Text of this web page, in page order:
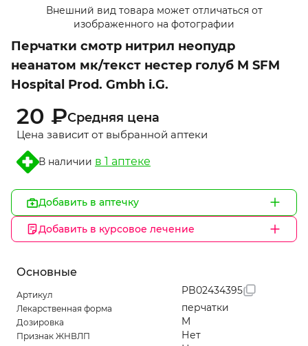
1
Внешний вид товара может отличаться от
изображенного на фотографии
Перчатки смотр нитрил неопудр
неанатом мк/текст нестер голуб M SFM
Hospital Prod. Gmbh i.G.
20 ₽Средняя цена
Цена зависит от выбранной аптеки
В наличии в 1 aптеке
Добавить в аптечку
Добавить в курсовое лечение
Основные
Артикул PB02434395
Лекарственная форма перчатки
Дозировка M
Признак ЖНВЛП Нет